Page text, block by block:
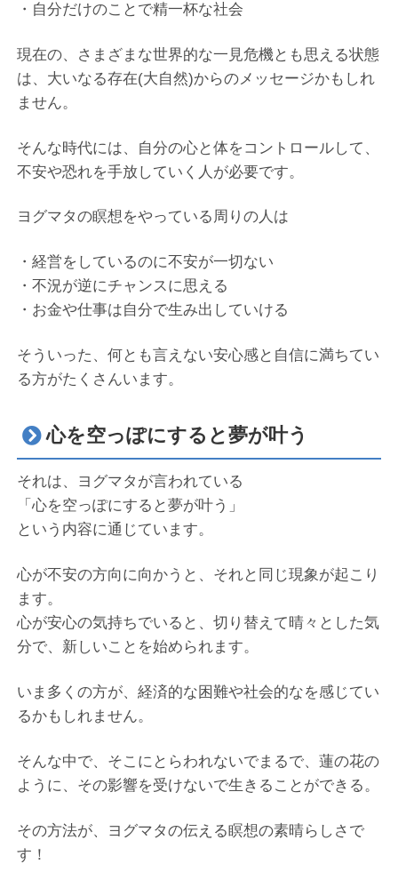
・自分だけのことで精一杯な社会
現在の、さまざまな世界的な一見危機とも思える状態
は、大いなる存在(大自然)からのメッセージかもしれ
ません。
そんな時代には、自分の心と体をコントロールして、
不安や恐れを手放していく人が必要です。
ヨグマタの瞑想をやっている周りの人は
・経営をしているのに不安が一切ない
・不況が逆にチャンスに思える
・お金や仕事は自分で生み出していける
そういった、何とも言えない安心感と自信に満ちてい
る方がたくさんいます。
心を空っぽにすると夢が叶う
それは、ヨグマタが言われている
「心を空っぽにすると夢が叶う」
という内容に通じています。
心が不安の方向に向かうと、それと同じ現象が起こり
ます。
心が安心の気持ちでいると、切り替えて晴々とした気
分で、新しいことを始められます。
いま多くの方が、経済的な困難や社会的なを感じてい
るかもしれません。
そんな中で、そこにとらわれないでまるで、蓮の花の
ように、その影響を受けないで生きることができる。
その方法が、ヨグマタの伝える瞑想の素晴らしさで
す！